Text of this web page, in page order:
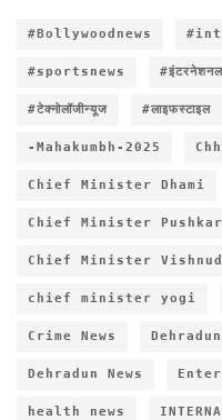
#Bollywoodnews
#sportsnews
#टेक्नोलॉजीन्यूज #लाइफस्टाइल
-Mahakumbh-2025
Chief Minister Dhami
Chief Minister Pushkar
Chief Minister
chief minister yogi
Crime News Dehradun
Dehradun News
health news